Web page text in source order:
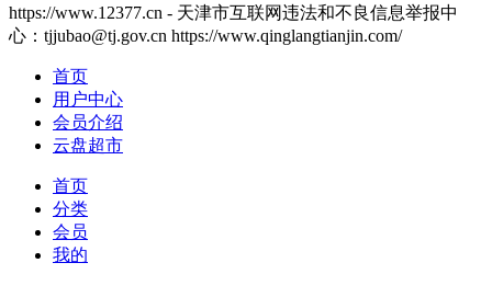
https://www.12377.cn - 天津市互联网违法和不良信息举报中
心：tjjubao@tj.gov.cn https://www.qinglangtianjin.com/
首页
用户中心
会员介绍
云盘超市
首页
分类
会员
我的